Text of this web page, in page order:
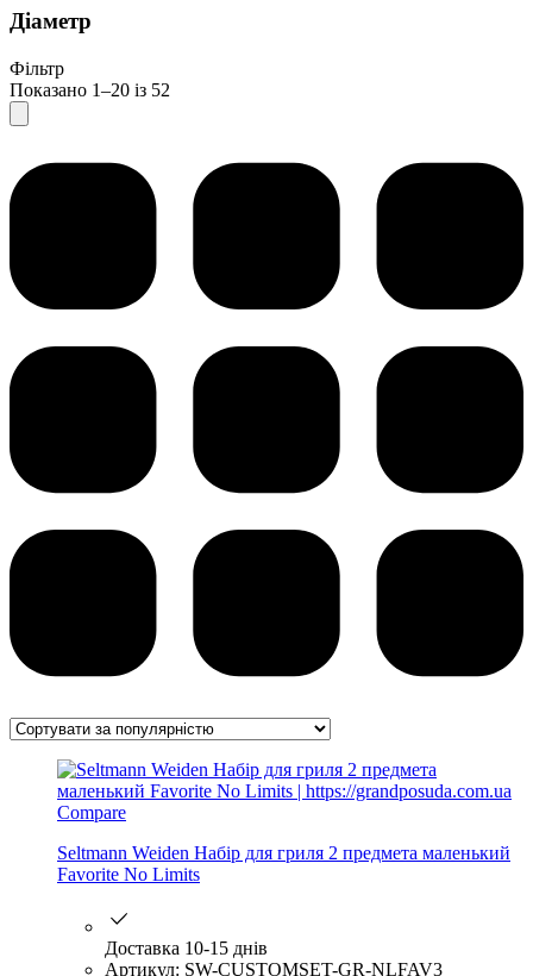
Діаметр
Фільтр
Показано 1–20 із 52
Compare
Seltmann Weiden Набір для гриля 2 предмета маленький
Favorite No Limits
Доставка 10-15 днів
Артикул: SW-CUSTOMSET-GR-NLFAV3